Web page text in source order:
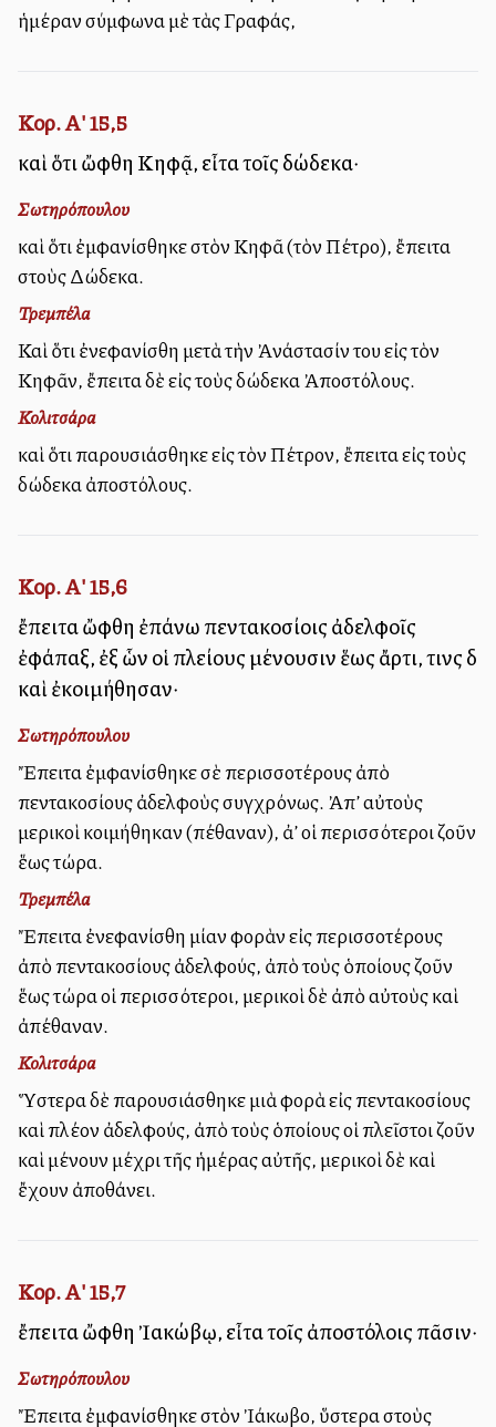
ἡμέραν σύμφωνα μὲ τὰς Γραφάς,
Κορ. Α' 15,5
καὶ ὅτι ὤφθη Κηφᾷ, εἶτα τοῖς δώδεκα·
Σωτηρόπουλου
καὶ ὅτι ἐμφανίσθηκε στὸν Κηφᾶ (τὸν Πέτρο), ἔπειτα
στοὺς Δώδεκα.
Τρεμπέλα
Καὶ ὅτι ἐνεφανίσθη μετὰ τὴν Ἀνάστασίν του εἰς τὸν
Κηφᾶν, ἔπειτα δὲ εἰς τοὺς δώδεκα Ἀποστόλους.
Κολιτσάρα
καὶ ὅτι παρουσιάσθηκε εἰς τὸν Πέτρον, ἔπειτα εἰς τοὺς
δώδεκα ἀποστόλους.
Κορ. Α' 15,6
ἔπειτα ὤφθη ἐπάνω πεντακοσίοις ἀδελφοῖς
ἐφάπαξ, ἐξ ὧν οἱ πλείους μένουσιν ἕως ἄρτι, τινὲς δὲ
καὶ ἐκοιμήθησαν·
Σωτηρόπουλου
Ἔπειτα ἐμφανίσθηκε σὲ περισσοτέρους ἀπὸ
πεντακοσίους ἀδελφοὺς συγχρόνως. Ἀπ’ αὐτοὺς
μερικοὶ κοιμήθηκαν (πέθαναν), ἀλλ’ οἱ περισσότεροι ζοῦν
ἕως τώρα.
Τρεμπέλα
Ἔπειτα ἐνεφανίσθη μίαν φορὰν εἰς περισσοτέρους
ἀπὸ πεντακοσίους ἀδελφούς, ἀπὸ τοὺς ὁποίους ζοῦν
ἕως τώρα οἱ περισσότεροι, μερικοὶ δὲ ἀπὸ αὐτοὺς καὶ
ἀπέθαναν.
Κολιτσάρα
Ὕστερα δὲ παρουσιάσθηκε μιὰ φορὰ εἰς πεντακοσίους
καὶ πλέον ἀδελφούς, ἀπὸ τοὺς ὁποίους οἱ πλεῖστοι ζοῦν
καὶ μένουν μέχρι τῆς ἡμέρας αὐτῆς, μερικοὶ δὲ καὶ
ἔχουν ἀποθάνει.
Κορ. Α' 15,7
ἔπειτα ὤφθη Ἰακώβῳ, εἶτα τοῖς ἀποστόλοις πᾶσιν·
Σωτηρόπουλου
Ἔπειτα ἐμφανίσθηκε στὸν Ἰάκωβο, ὕστερα στοὺς